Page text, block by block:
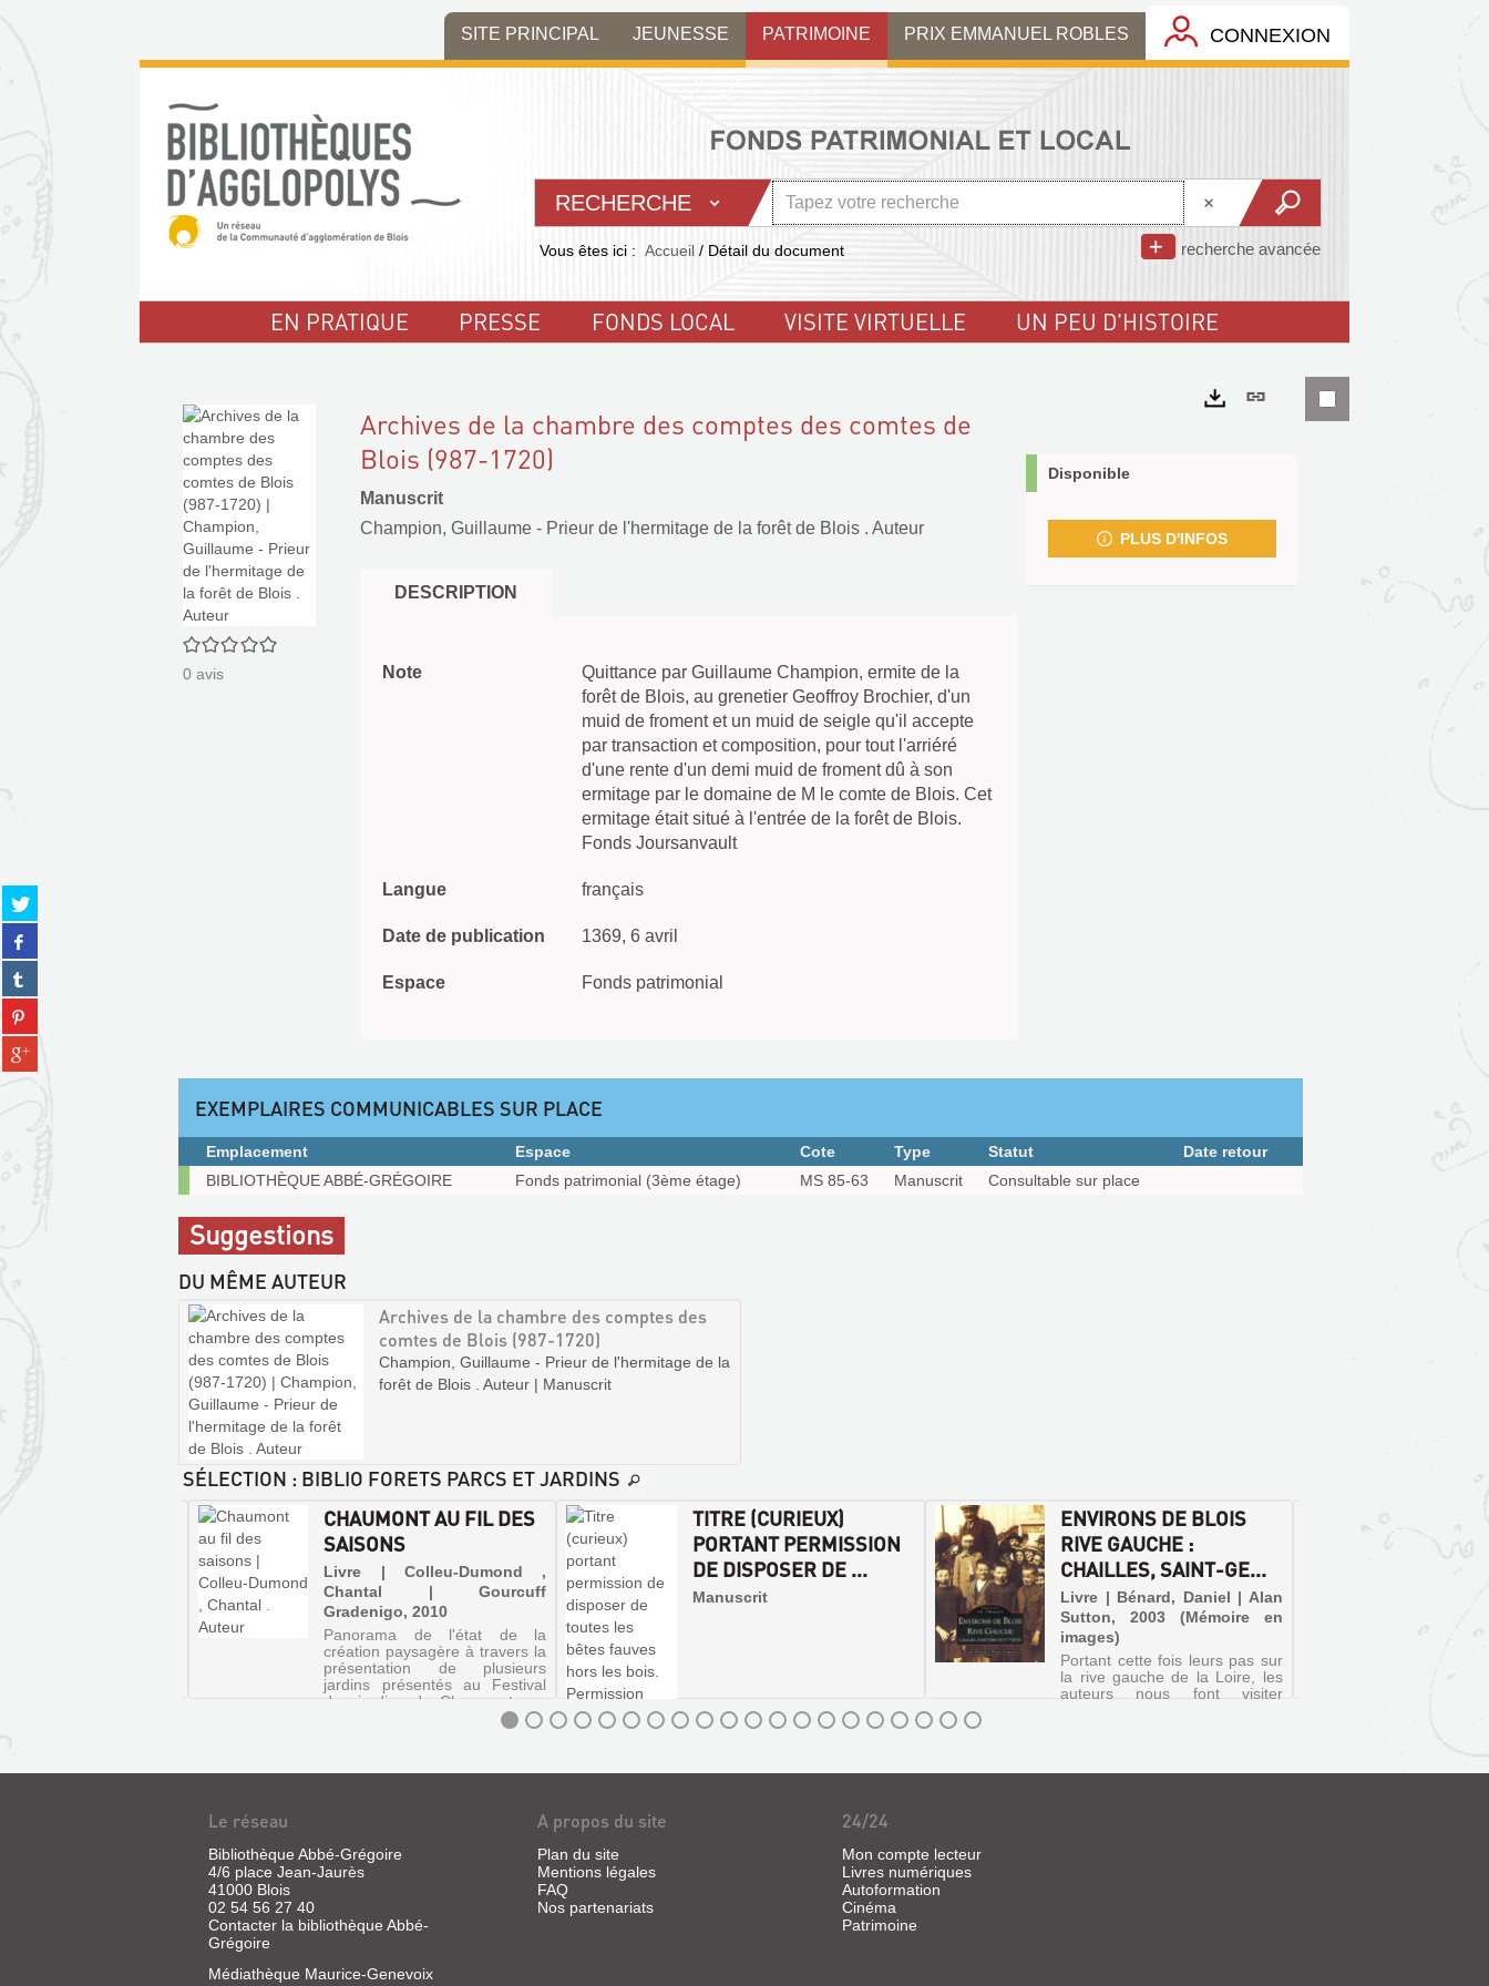
menu
contenu
la
SITE PRINCIPAL JEUNESSE PATRIMOINE PRIX EMMANUEL ROBLES CONNEXION
RECHERCHE
recherche avancée
Vous êtes ici : Accueil / Détail du document
EN PRATIQUE PRESSE FONDS LOCAL VISITE VIRTUELLE UN PEU D'HISTOIRE
Partager
sur
twitter
(Nouvelle
fenêtre)
Partager
sur
facebook
(Nouvelle
fenêtre)
Partager
sur
tumblr
(Nouvelle
fenêtre)
Partager
sur
pinterest
(Nouvelle
Partager
sur
0/5
0 avis
Archives de la chambre des comptes des comtes de
Blois (987-1720)
Manuscrit
Champion, Guillaume - Prieur de l'hermitage de la forêt de Blois . Auteur
DESCRIPTION
Note
Quittance par Guillaume Champion, ermite de la
forêt de Blois, au grenetier Geoffroy Brochier, d'un
muid de froment et un muid de seigle qu'il accepte
par transaction et composition, pour tout l'arriéré
d'une rente d'un demi muid de froment dû à son
ermitage par le domaine de M le comte de Blois. Cet
ermitage était situé à l'entrée de la forêt de Blois.
Fonds Joursanvault
Langue français
Date de publication 1369, 6 avril
Espace Fonds patrimonial
Lien
Disponible
PLUS D'INFOS
EXEMPLAIRES COMMUNICABLES SUR PLACE
Exemplaires
communicables
sur
place
Emplacement Espace Cote Type Statut
Date retour
BIBLIOTHÈQUE ABBÉ-GRÉGOIRE
Fonds patrimonial (3ème étage) MS 85-63 Manuscrit Consultable sur place
Suggestions
DU MÊME AUTEUR
Archives de la chambre des comptes des
comtes de Blois (987-1720)
Champion, Guillaume - Prieur de l'hermitage de la
forêt de Blois . Auteur | Manuscrit
SÉLECTION : BIBLIO FORETS PARCS ET JARDINS
TITRE (CURIEUX)
PORTANT PERMISSION
DE DISPOSER DE ...
Manuscrit
ENVIRONS DE BLOIS
RIVE GAUCHE :
CHAILLES, SAINT-GE...
Livre | Bénard, Daniel | Alan
Sutton, 2003 (Mémoire en
images)
Portant cette fois leurs pas sur
la rive gauche de la Loire, les
auteurs nous font visiter
familiers tels qu...
CHAUMONT AU FIL DES
SAISONS
Livre | Colleu-Dumond ,
Chantal | Gourcuff
Gradenigo, 2010
Panorama de l'état de la
création paysagère à travers la
présentation de plusieurs
jardins présentés au Festival
des jardins de Chaumont-sur-
Loire. L'ouvrage dévoile des
créations originales proposant
Le réseau
Bibliothèque Abbé-Grégoire
4/6 place Jean-Jaurès
41000 Blois
02 54 56 27 40
Contacter la bibliothèque Abbé-
Grégoire
Médiathèque Maurice-Genevoix
A propos du site
Plan du site
Mentions légales
FAQ
Nos partenariats
24/24
Mon compte lecteur
Livres numériques
Autoformation
Cinéma
Patrimoine